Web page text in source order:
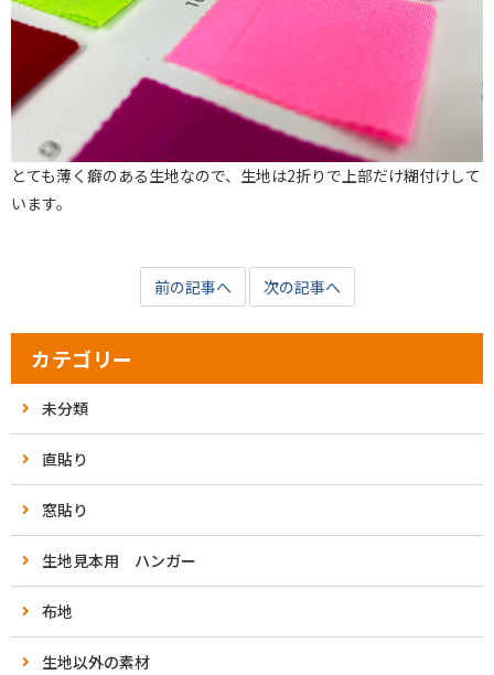
とても薄く癖のある生地なので、生地は2折りで上部だけ糊付けして
います。
前の記事へ 次の記事へ
カテゴリー
未分類
直貼り
窓貼り
生地見本用 ハンガー
布地
生地以外の素材